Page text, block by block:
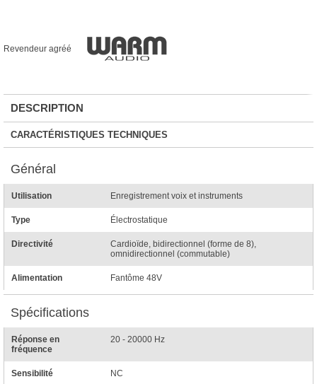
Revendeur agréé
DESCRIPTION
CARACTÉRISTIQUES TECHNIQUES
Général
Utilisation Enregistrement voix et instruments
Type Électrostatique
Directivité
Cardioïde, bidirectionnel (forme de 8),
omnidirectionnel (commutable)
Alimentation Fantôme 48V
Spécifications
Réponse en
fréquence
20 - 20000 Hz
Sensibilité NC